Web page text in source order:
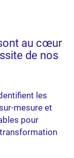
au cœur
de nos
les
mesure et
pour